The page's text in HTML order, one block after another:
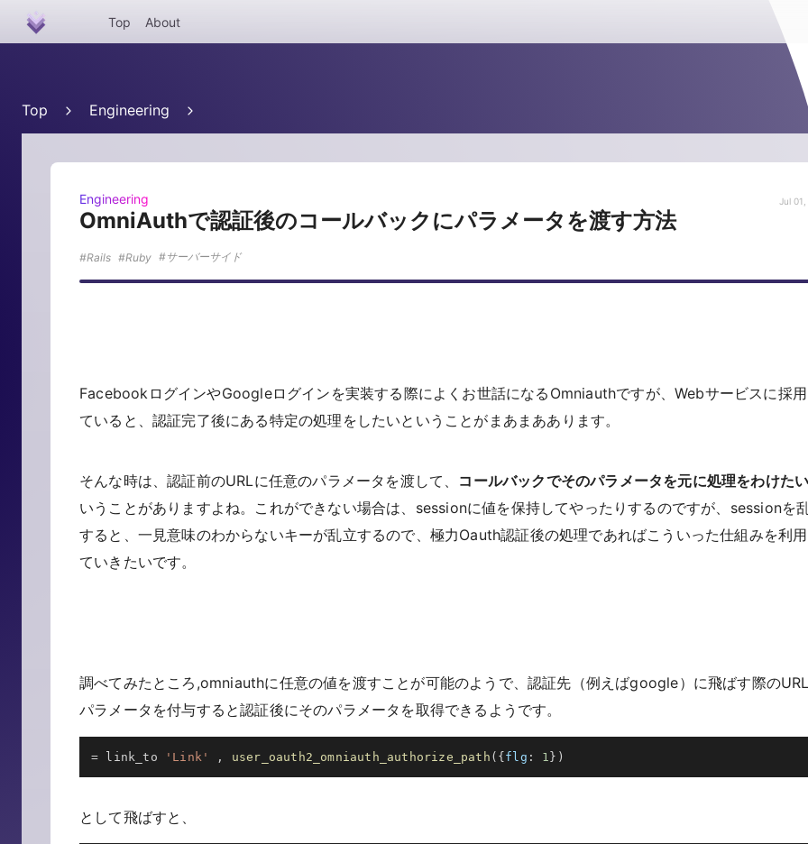
Top About
Top Engineering
Engineering Jul
OmniAuthで認証後のコールバックにパラメータを渡す方法
Rails Ruby サーバーサイド
FacebookログインやGoogleログインを実装する際によくお世話になるOmniauthですが、Webサービスに採
ていると、認証完了後にある特定の処理をしたいということがまあまああります。
そんな時は、認証前のURLに任意のパラメータを渡して、 コールバックでそのパラメータを元に処理をわけた
いうことがありますよね。これができない場合は、sessionに値を保持してやったりするのですが、sessionを
すると、一見意味のわからないキーが乱立するので、極力Oauth認証後の処理であればこういった仕組みを利
ていきたいです。
調べてみたところ,omniauthに任意の値を渡すことが可能のようで、認証先（例えばgoogle）に飛ばす際の
パラメータを付与すると認証後にそのパラメータを取得できるようです。
= link_to 'Link' , user_oauth2_omniauth_authorize_path ( {flg : 1 } )
として飛ばすと、